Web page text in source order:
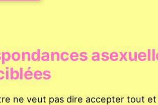
ne veut pas dire accepter tout